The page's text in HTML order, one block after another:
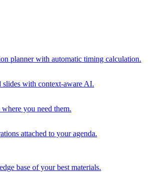
planner with automatic timing calculation.
slides with context-aware AI.
you need them.
attached to your agenda.
base of your best materials.